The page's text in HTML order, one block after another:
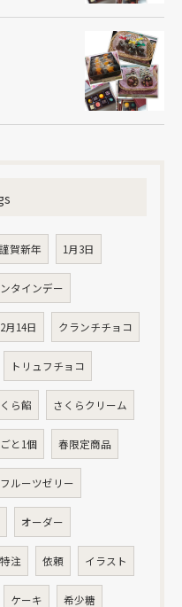
謹賀新年 1月3日
タインデー
2月14日 クランチチョコ
トリュフチョコ
ら餡 さくらクリーム
と1個 春限定商品
フルーツゼリー
オーダー
特注 依頼 イラスト
ケーキ 希少糖